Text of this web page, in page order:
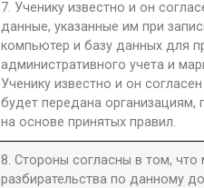
7. Ученику известно и он
данные, указанные им при
компьютер и базу данных для
административного учета и
Ученику известно и он
будет передана
на основе принятых правил.
8. Стороны согласны в том, что
разбирательства по данному